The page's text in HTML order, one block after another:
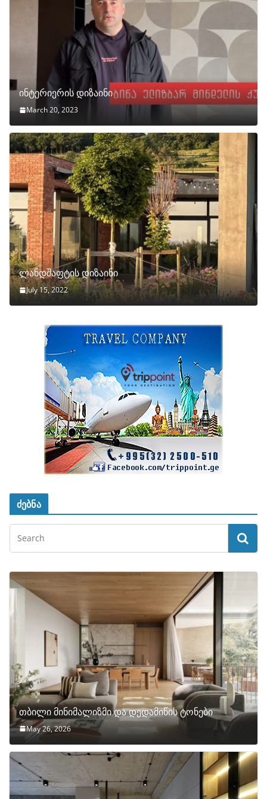
ინტერიერის დიზაინი
March 20, 2023
ლანდშაფტის დიზაინი
July 15, 2022
ძებნა
თბილი მინიმალიზმი და დედამიწის ტონები
May 26, 2026